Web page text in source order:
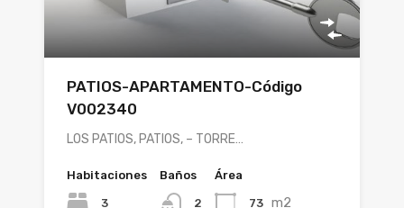
PATIOS-APARTAMENTO-Código
V002340
LOS PATIOS, PATIOS, – TORRE…
Habitaciones
3
Baños
2
Área
73 m2